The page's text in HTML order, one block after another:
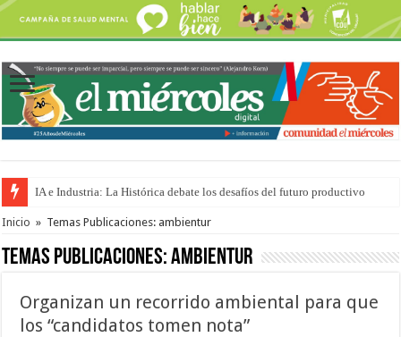
IA e Industria: La Histórica debate los desafíos del futuro productivo
Turismo en Entre Ríos: advierten que la situación es “peor que durante la
Inicio » Temas Publicaciones: ambientur
Temas Publicaciones:ambientur
Organizan un recorrido ambiental para que
los “candidatos tomen nota”